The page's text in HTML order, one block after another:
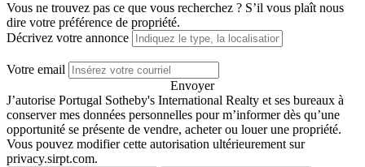
Vous ne trouvez pas ce que vous recherchez ? S’il vous plaît nous
dire votre préférence de propriété.
Décrivez votre annonce
Votre email
Envoyer
J’autorise Portugal Sotheby's International Realty et ses bureaux à
conserver mes données personnelles pour m’informer dès qu’une
opportunité se présente de vendre, acheter ou louer une propriété.
Vous pouvez modifier cette autorisation ultérieurement sur
privacy.sirpt.com.